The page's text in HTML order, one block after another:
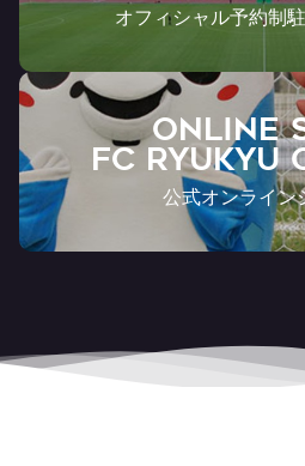
オフィシャル予約制
ONLINE
FC RYUKYU
公式オンライン